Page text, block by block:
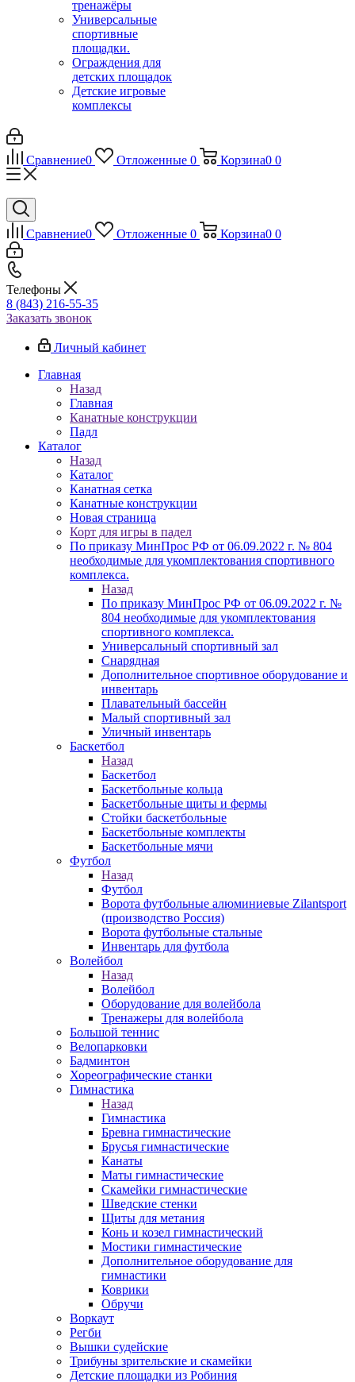
тренажёры
Универсальные
спортивные
площадки.
Ограждения для
детских площадок
Детские игровые
комплексы
Сравнение0 Отложенные 0 Корзина0 0
Сравнение0 Отложенные 0 Корзина0 0
Телефоны
8 (843) 216-55-35
Заказать звонок
Личный кабинет
Главная
Назад
Главная
Канатные конструкции
Падл
Каталог
Назад
Каталог
Канатная сетка
Канатные конструкции
Новая страница
Корт для игры в падел
По приказу МинПрос РФ от 06.09.2022 г. № 804
необходимые для укомплектования спортивного
комплекса.
Назад
По приказу МинПрос РФ от 06.09.2022 г. №
804 необходимые для укомплектования
спортивного комплекса.
Универсальный спортивный зал
Снарядная
Дополнительное спортивное оборудование и
инвентарь
Плавательный бассейн
Малый спортивный зал
Уличный инвентарь
Баскетбол
Назад
Баскетбол
Баскетбольные кольца
Баскетбольные щиты и фермы
Стойки баскетбольные
Баскетбольные комплекты
Баскетбольные мячи
Футбол
Назад
Футбол
Ворота футбольные алюминиевые Zilantsport
(производство Россия)
Ворота футбольные стальные
Инвентарь для футбола
Волейбол
Назад
Волейбол
Оборудование для волейбола
Тренажеры для волейбола
Большой теннис
Велопарковки
Бадминтон
Хореографические станки
Гимнастика
Назад
Гимнастика
Бревна гимнастические
Брусья гимнастические
Канаты
Маты гимнастические
Скамейки гимнастические
Шведские стенки
Щиты для метания
Конь и козел гимнастический
Мостики гимнастические
Дополнительное оборудование для
гимнастики
Коврики
Обручи
Воркаут
Регби
Вышки судейские
Трибуны зрительские и скамейки
Детские площадки из Робиния